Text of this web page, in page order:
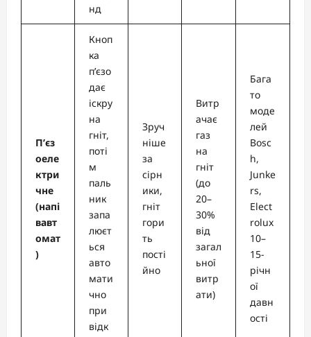
нд
П’єз
оеле
ктри
чне
(напі
вавт
омат
)
Кноп
ка
п’єзо
дає
іскру
на
гніт,
поті
м
паль
ник
запа
люєт
ься
авто
мати
чно
при
відк
Зруч
ніше
за
сірн
ики,
гніт
гори
ть
пості
йно
Витр
ачає
газ
на
гніт
(до
20–
30%
від
загал
ьної
витр
ати)
Бага
то
моде
лей
Bosc
h,
Junke
rs,
Elect
rolux
10–
15-
річн
ої
давн
ості